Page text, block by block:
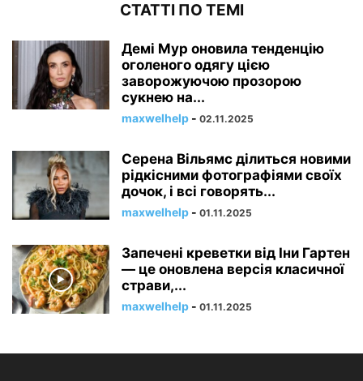
СТАТТІ ПО ТЕМІ
Демі Мур оновила тенденцію
оголеного одягу цією
заворожуючою прозорою
сукнею на...
maxwelhelp - 02.11.2025
Серена Вільямс ділиться новими
рідкісними фотографіями своїх
дочок, і всі говорять...
maxwelhelp - 01.11.2025
Запечені креветки від Іни Гартен
— це оновлена ​​версія класичної
страви,...
maxwelhelp - 01.11.2025